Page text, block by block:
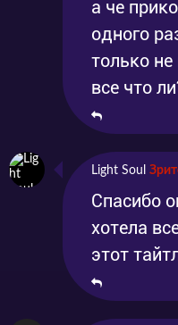
а че
одного
только
все что
Light Soul
Спасибо
хотела
этот